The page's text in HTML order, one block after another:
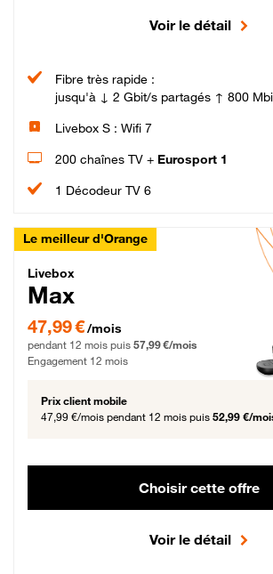
Voir le détail
Fibre très rapide :
jusqu'à ↓ 2 Gbit/s partagés ↑ 800
Livebox S : Wifi 7
200 chaînes TV + Eurosport 1
1 Décodeur TV 6
Le meilleur d'Orange
Livebox Max Fibre
Livebox
Max
47,99 € par mois pendant 12 mois puis 57,99 €
47,99 €/mois
pendant 12 mois puis 57,99 €/mois
Engagement 12 mois
Prix client mobile
47,99 €/mois pendant 12 mois puis 52,99 €/
Choisir cette offre
Voir le détail